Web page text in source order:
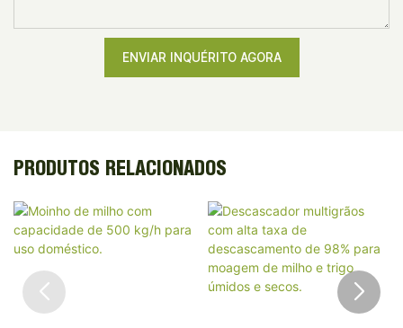
ENVIAR INQUÉRITO AGORA
PRODUTOS RELACIONADOS